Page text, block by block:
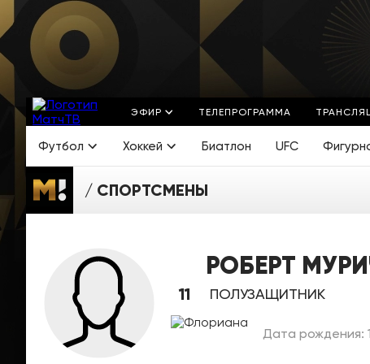
ЭФИР ТЕЛЕПРОГРАММА
Футбол Хоккей Биатлон UFC
СПОРТСМЕНЫ
РОБЕРТ
11 ПОЛУЗАЩИТНИК
Дата рождения: